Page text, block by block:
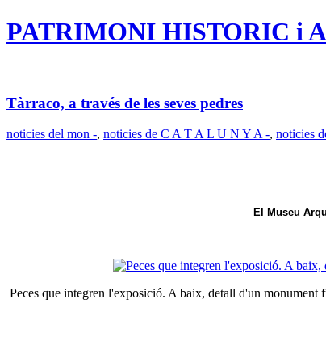
PATRIMONI HISTORIC i
Tàrraco, a través de les seves pedres
noticies del mon -, noticies de C A T A L U N Y A -, noticies
El Museu
Peces que integren l'exposició. A baix, detall d'un monument